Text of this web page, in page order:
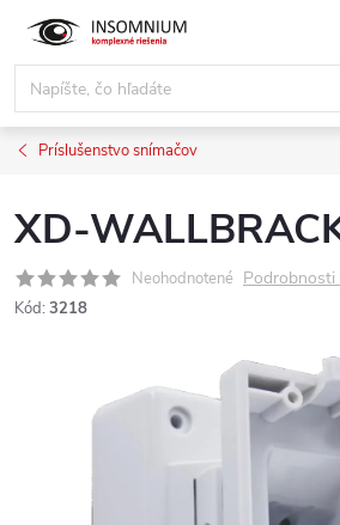
obsah
Príslušenstvo snímačov
XD-
Neohodnotené
Kód: 3218
www.insomnium.sk - Chat